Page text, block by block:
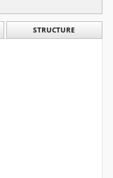
STRUCTURE